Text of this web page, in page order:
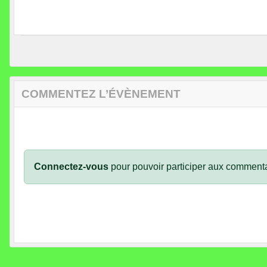
COMMENTEZ L’ÉVÈNEMENT
Connectez-vous pour pouvoir participer aux